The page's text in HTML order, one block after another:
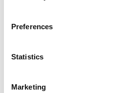
Preferences
Statistics
Marketing